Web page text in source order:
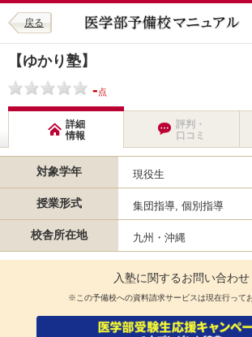
戻る
【ゆかり塾】
-点
詳細
情報
評判・
口コミ
対象学年 現役生
授業形式 集団指導, 個別指導
校舎所在地 九州・沖縄
入塾に関するお問い合わせ
※この予備校への資料請求サービスは現在行って